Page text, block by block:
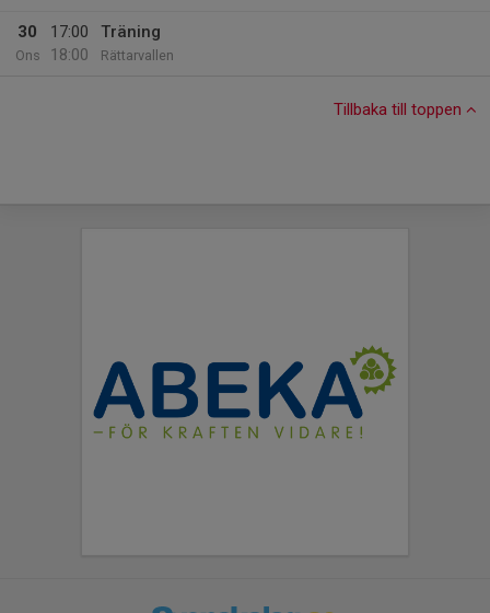
30
Ons
17:00
18:00
Träning
Rättarvallen
Tillbaka till toppen